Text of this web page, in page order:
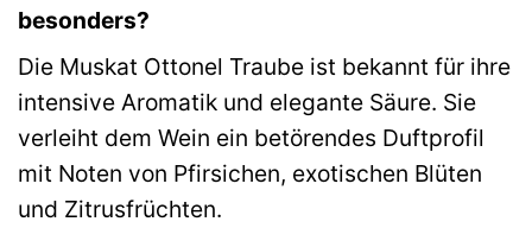
besonders?
Die Muskat Ottonel Traube ist bekannt für ihre
intensive Aromatik und elegante Säure. Sie
verleiht dem Wein ein betörendes Duftprofil
mit Noten von Pfirsichen, exotischen Blüten
und Zitrusfrüchten.